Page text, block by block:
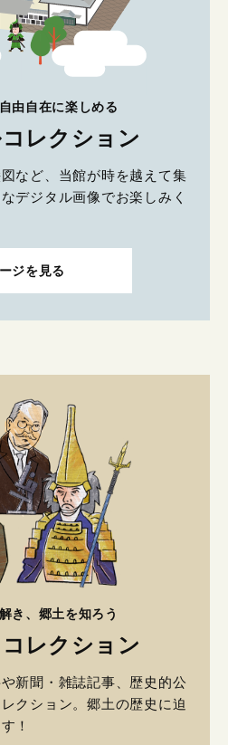
由自在に楽しめる
レクション
など、当館が時を越えて集
デジタル画像でお楽しみく
ジを見る
き、郷土を知ろう
レクション
新聞・雑誌記事、歴史的公
クション。郷土の歴史に迫
！